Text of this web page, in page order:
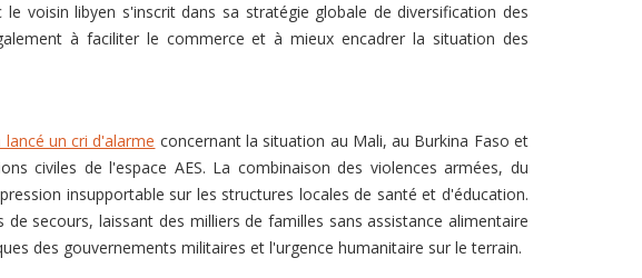
voisin libyen s'inscrit dans sa stratégie globale de diversification des
à faciliter le commerce et à mieux encadrer la situation des
lancé un cri d'alarme concernant la situation au Mali, au Burkina Faso et
civiles de l'espace AES. La combinaison des violences armées, du
insupportable sur les structures locales de santé et d'éducation.
secours, laissant des milliers de familles sans assistance alimentaire
des gouvernements militaires et l'urgence humanitaire sur le terrain.